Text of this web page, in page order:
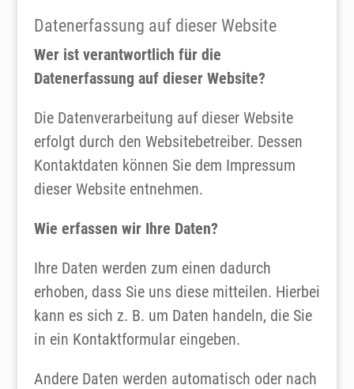
Datenerfassung auf dieser Website
Wer ist verantwortlich für die
Datenerfassung auf dieser Website?
Die Datenverarbeitung auf dieser Website
erfolgt durch den Websitebetreiber. Dessen
Kontaktdaten können Sie dem Impressum
dieser Website entnehmen.
Wie erfassen wir Ihre Daten?
Ihre Daten werden zum einen dadurch
erhoben, dass Sie uns diese mitteilen. Hierbei
kann es sich z. B. um Daten handeln, die Sie
in ein Kontaktformular eingeben.
Andere Daten werden automatisch oder nach